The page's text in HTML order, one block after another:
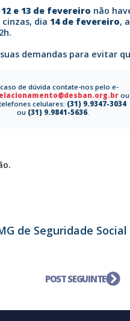
12 e 13 de fevereiro não
dia 14 de fevereiro,
demandas para evitar
de dúvida contate-nos pelo e-
ou
celulares: (31) 9.9347-3034
ou (31) 9.9841-5636.
de Seguridade Social
POST SEGUINTE